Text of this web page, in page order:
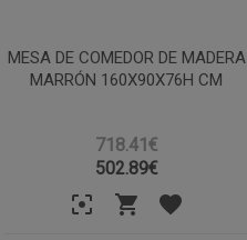
MESA DE COMEDOR DE MADERA
MARRÓN 160X90X76H CM
718.41€
502.89€